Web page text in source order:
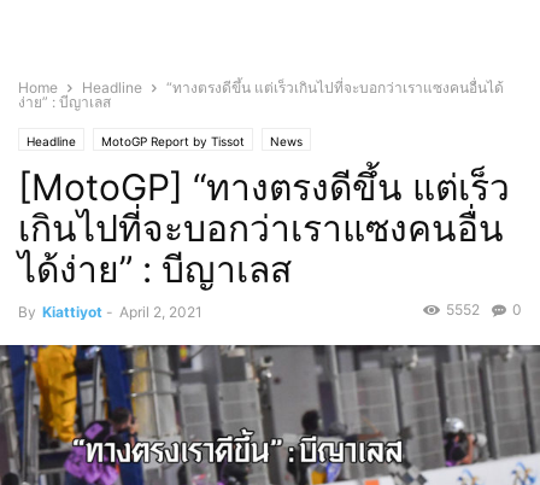
Home Headline
“ทางตรงดีขึ้น แต่เร็วเกินไปที่จะบอกว่าเราแซงคนอื่นได้
ง่าย” : บีญาเลส
Headline MotoGP Report by Tissot News
[MotoGP] “ทางตรงดีขึ้น แต่เร็ว
เกินไปที่จะบอกว่าเราแซงคนอื่น
ได้ง่าย” : บีญาเลส
By Kiattiyot - April 2, 2021 0
5552